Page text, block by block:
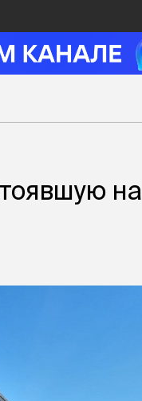
на